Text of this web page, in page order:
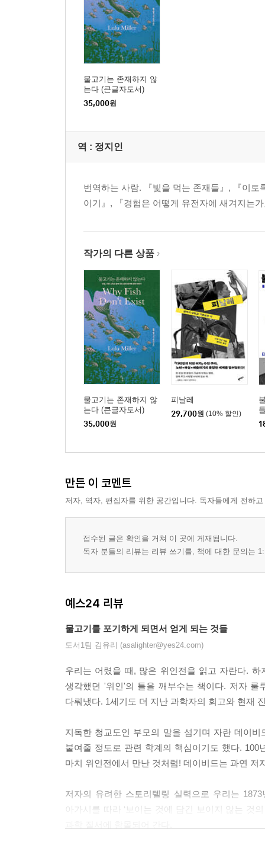
물고기는 존재하지 않
는다 (큰글자도서)
35,000원
역 : 정지인
번역하는 사람. 『빛을 먹는 존재들』, 『이
이기』, 『경험은 어떻게 유전자에 새겨지는
작가의 다른 상품
물고기는 존재하지 않
는다 (큰글자도서)
35,000원
피날레
29,700원 (10% 할인)
만든 이 코멘트
저자, 역자, 편집자를 위한 공간입니다. 독자들에게 전하
접수된 글은 확인을 거쳐 이 곳에 게재됩니다.
독자 분들의 리뷰는 리뷰 쓰기를, 책에 대한 문의는
예스24 리뷰
물고기를 포기하게 되면서 얻게 되는 것들
도서1팀 김유리 (asalighter@yes24.com)
우리는 어렸을 때, 많은 위인전을 읽고 자란다. 하
생각했던 '위인'의 틀을 깨부수는 책이다. 저자
다뤄냈다. 1세기도 더 지난 과학자의 회고와 현재
지독한 청교도인 부모의 말을 섬기며 자란 데이
붙여줄 정도로 관련 학계의 핵심이기도 했다.
마치 위인전에서 만난 것처럼! 데이비드는 과연 저
저자의 유려한 스토리텔링 실력으로 우리는
아가시를 따라 ‘보이는 것에 담긴 보이지 않는 것